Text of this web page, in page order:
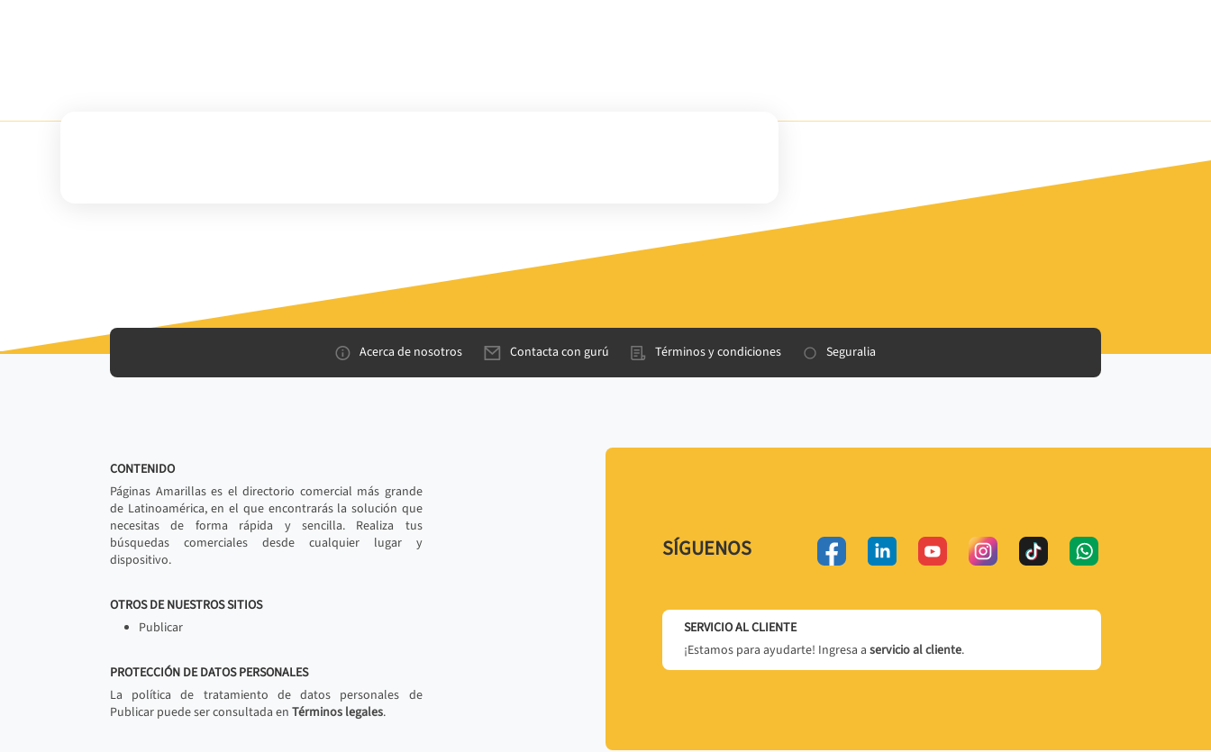
Acerca de nosotros Contacta con gurú Términos y condiciones Seguralia
CONTENIDO
Páginas Amarillas es el directorio comercial más grande
de Latinoamérica, en el que encontrarás la solución que
necesitas de forma rápida y sencilla. Realiza tus
búsquedas comerciales desde cualquier lugar y
dispositivo.
OTROS DE NUESTROS SITIOS
Publicar
PROTECCIÓN DE DATOS PERSONALES
La política de tratamiento de datos personales de
Publicar puede ser consultada en Términos legales.
SÍGUENOS
SERVICIO AL CLIENTE
¡Estamos para ayudarte! Ingresa a servicio al cliente.